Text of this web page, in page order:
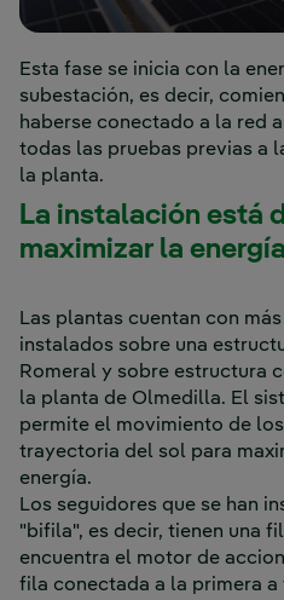
Esta fase se inicia con la
subestación, es decir,
haberse conectado a la red
todas las pruebas previas a
la planta.
La instalación está
maximizar la
Las plantas cuentan con
instalados sobre una
Romeral y sobre estructura
la planta de Olmedilla. El
permite el movimiento de
trayectoria del sol para
energía.
Los seguidores que se han
"bifila", es decir, tienen una
encuentra el motor de
fila conectada a la primera a